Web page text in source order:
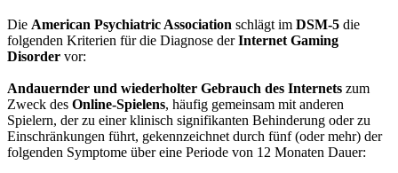
Die American Psychiatric Association schlägt im DSM-5 die
folgenden Kriterien für die Diagnose derInternet Gaming
Disorder vor:
Andauernder und wiederholter Gebrauch des Internets zum
Zweck des Online-Spielens, häufig gemeinsam mit anderen
Spielern, der zu einer klinisch signifikanten Behinderung oder zu
Einschränkungen führt, gekennzeichnet durch fünf (oder mehr) der
folgenden Symptome über eine Periode von 12 Monaten Dauer: